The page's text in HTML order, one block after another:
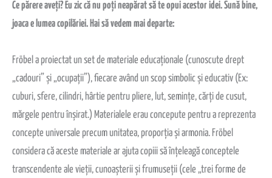
Ce părere aveți? Eu zic că nu poți neapărat să te opui acestor idei. Sună bine,
joaca e lumea copilăriei. Hai să vedem mai departe:
Fröbel a proiectat un set de materiale educaționale (cunoscute drept
„cadouri” și „ocupații”), fiecare având un scop simbolic și educativ (Ex:
cuburi, sfere, cilindri, hârtie pentru pliere, lut, semințe, cărți de cusut,
mărgele pentru înșirat.) Materialele erau concepute pentru a reprezenta
concepte universale precum unitatea, proporția și armonia. Fröbel
considera că aceste materiale ar ajuta copiii să înțeleagă conceptele
transcendente ale vieții, cunoașterii și frumuseții (cele „trei forme de